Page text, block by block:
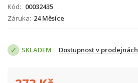
Kód
00032435
Záruka 24 Měsíce
SKLADEM Dostupnost v prodejnách